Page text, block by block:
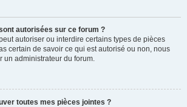
autorisées sur ce forum ?
autoriser ou interdire certains types de pièces
certain de savoir ce qui est autorisé ou non, nous
un administrateur du forum.
toutes mes pièces jointes ?